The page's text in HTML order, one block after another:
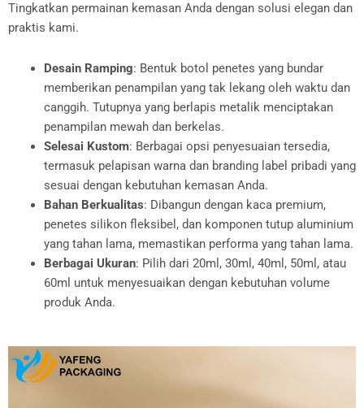
Tingkatkan permainan kemasan Anda dengan solusi elegan dan
praktis kami.
Desain Ramping: Bentuk botol penetes yang bundar
memberikan penampilan yang tak lekang oleh waktu dan
canggih. Tutupnya yang berlapis metalik menciptakan
penampilan mewah dan berkelas.
Selesai Kustom: Berbagai opsi penyesuaian tersedia,
termasuk pelapisan warna dan branding label pribadi yang
sesuai dengan kebutuhan kemasan Anda.
Bahan Berkualitas: Dibangun dengan kaca premium,
penetes silikon fleksibel, dan komponen tutup aluminium
yang tahan lama, memastikan performa yang tahan lama.
Berbagai Ukuran: Pilih dari 20ml, 30ml, 40ml, 50ml, atau
60ml untuk menyesuaikan dengan kebutuhan volume
produk Anda.